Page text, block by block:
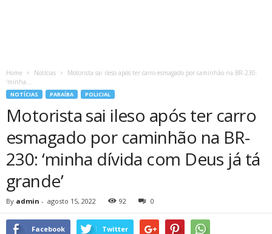
Home Notícias
Motorista sai ileso após ter carro esmagado por caminhão na BR-230:
‘minha...
NOTÍCIAS PARAÍBA POLICIAL
Motorista sai ileso após ter carro
esmagado por caminhão na BR-
230: ‘minha dívida com Deus já tá
grande’
By admin - agosto 15, 2022 92 0
Facebook Twitter